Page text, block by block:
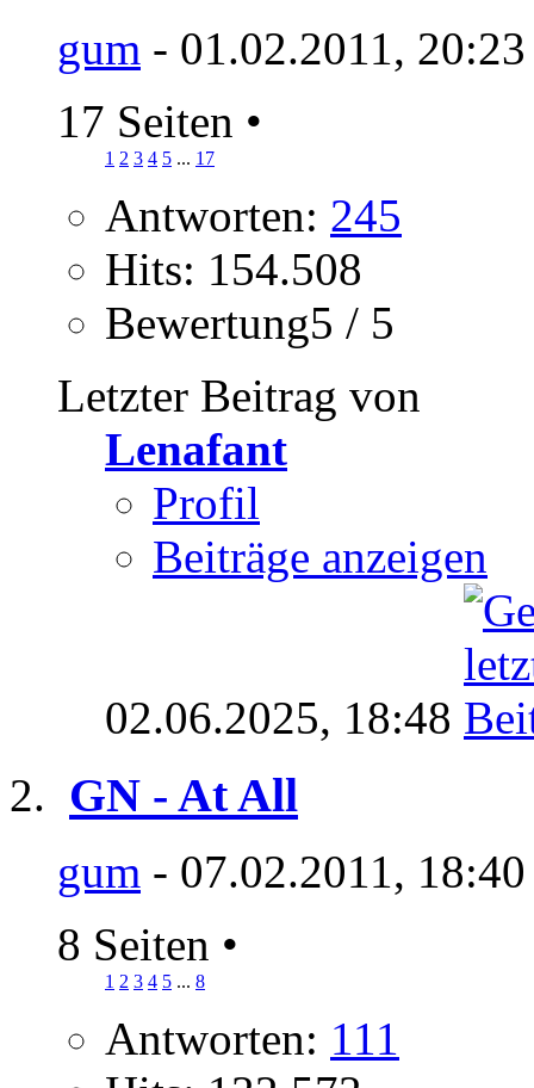
gum - 01.02.2011,
17 Seiten •
1 2 3 4 5 ... 17
Antworten: 245
Hits: 154.508
Bewertung5 / 5
Letzter Beitrag von
Lenafant
Profil
Beiträge anzeigen
02.06.2025, 18:48
GN - At All
gum - 07.02.2011,
8 Seiten •
1 2 3 4 5 ... 8
Antworten: 111